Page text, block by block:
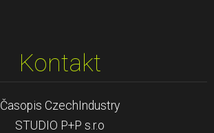
Kontakt
Časopis CzechIndustry
STUDIO P+P s.r.o